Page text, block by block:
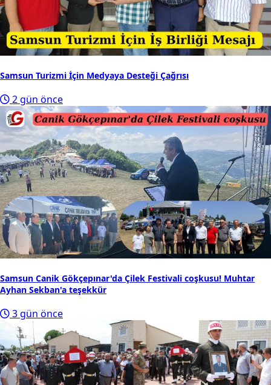
Samsun Turizmi İçin Medyaya Desteği Çağrısı
2 gün önce
Samsun Canik Gökçepınar'da Çilek Festivali coşkusu! Muhtar
Ayhan Sekban'a teşekkür
3 gün önce